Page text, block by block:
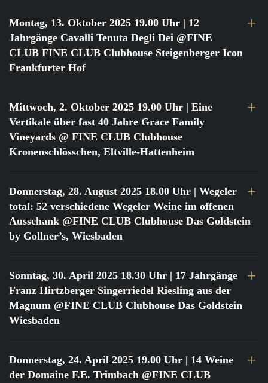
Montag, 13. Oktober 2025 19.00 Uhr | 12
Jahrgänge Cavalli Tenuta Degli Dei @FINE
CLUB FINE CLUB Clubhouse Steigenberger Icon
Frankfurter Hof
Mittwoch, 2. Oktober 2025 19.00 Uhr | Eine
Vertikale über fast 40 Jahre Grace Family
Vineyards @ FINE CLUB Clubhouse
Kronenschlösschen, Eltville-Hattenheim
Donnerstag, 28. August 2025 18.00 Uhr | Wegeler
total: 52 verschiedene Wegeler Weine im offenen
Ausschank @FINE CLUB Clubhouse Das Goldstein
by Gollner’s, Wiesbaden
Sonntag, 30. April 2025 18.30 Uhr | 17 Jahrgänge
Franz Hirtzberger Singerriedel Riesling aus der
Magnum @FINE CLUB Clubhouse Das Goldstein
Wiesbaden
Donnerstag, 24. April 2025 19.00 Uhr | 14 Weine
der Domaine F.E. Trimbach @FINE CLUB